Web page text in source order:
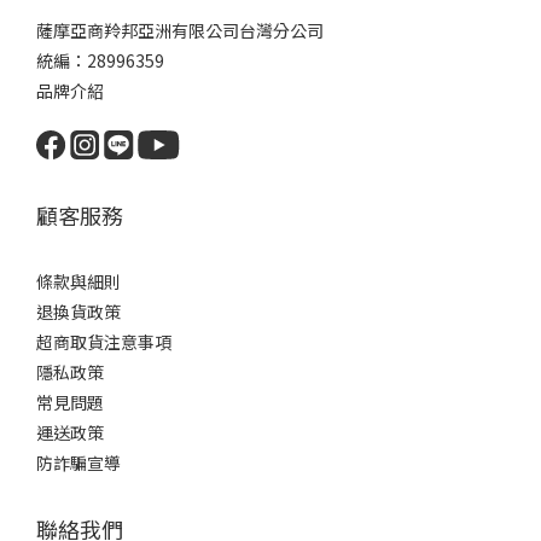
薩摩亞商羚邦亞洲有限公司台灣分公司
統編：28996359
品牌介紹
顧客服務
條款與細則
退換貨政策
超商取貨注意事項
隱私政策
常見問題
運送政策
防詐騙宣導
聯絡我們